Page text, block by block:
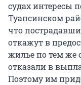
судах интересы
Туапсинском
что
откажут в
жилье по тем же
отказали в
Поэтому им